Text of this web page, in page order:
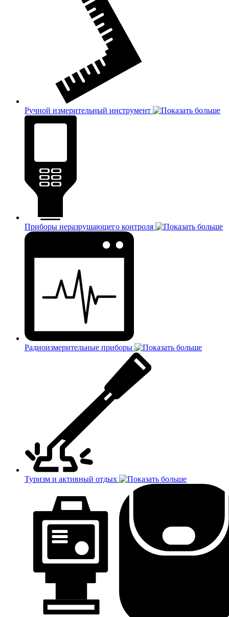
Ручной измерительный инструмент
Приборы неразрушающего контроля
Радиоизмерительные приборы
Туризм и активный отдых